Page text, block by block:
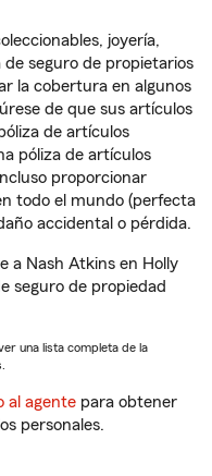
joyería,
seguro de propietarios
la cobertura en algunos
de que sus artículos
de artículos
póliza de artículos
proporcionar
todo el mundo (perfecta
accidental o pérdida.
a Nash Atkins en Holly
seguro de propiedad
una lista completa de la
al agente para obtener
personales.